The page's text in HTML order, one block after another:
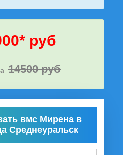
руб
14500 руб
вмс Мирена в
Среднеуральск